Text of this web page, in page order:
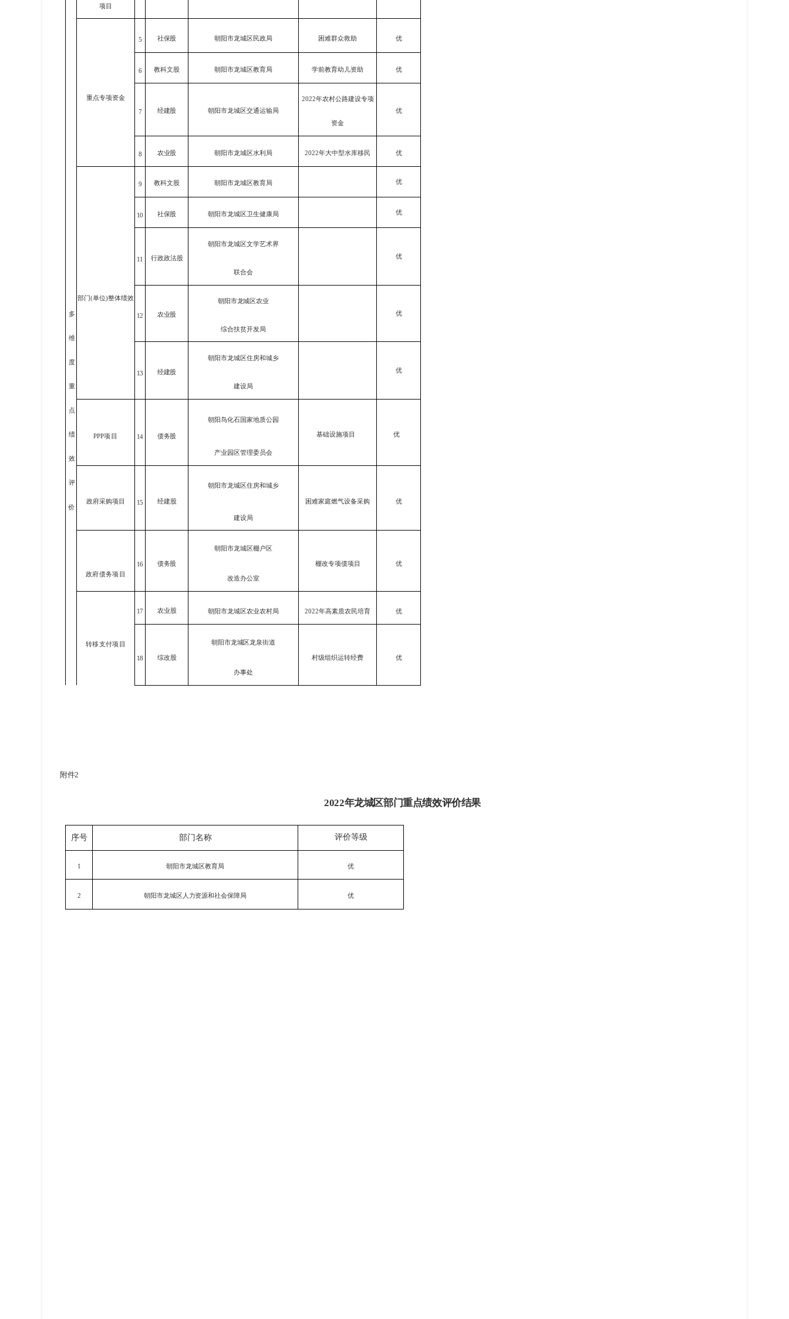
项目
多
维
度
重
点
绩
效
评
价
重点专项资金
5 社保股 朝阳市龙城区民政局 困难群众救助 优
6 教科文股 朝阳市龙城区教育局 学前教育幼儿资助 优
7 经建股 朝阳市龙城区交通运输局
2022年农村公路建设专项
资金
优
8 农业股 朝阳市龙城区水利局 2022年大中型水库移民 优
部门(单位)整体绩效
9 教科文 股 朝阳市龙城区教育局 优
10 社保股 朝阳市龙城区卫生健康局 优
11 行政政法股
朝阳市龙城区文学艺术界
联合会
优
12 农业股
朝阳市龙城区农业
综合扶贫开发局
优
13 经建股
朝阳市龙城区住房和城乡
建设局
优
PPP项目 14 债务股
朝阳鸟化石国家地质公园
产业园区管理委员会
基础设施项目 优
政府采购项目 15 经建股
朝阳市龙城区住房和城乡
建设局
困难家庭燃气设备采购 优
政府债务项目
16 债务股
朝阳市龙城区棚户区
改造办公室
棚改专项债项目 优
转移支付项目
17 农业股 朝阳市龙城区农业农村局 2022年高素质农民培育 优
18 综改股
朝阳市龙城区龙泉街道
办事处
村级组织运转经费 优
附件2
2022年龙城区部门重点绩效评价结果
序号 部门名称 评价等级
1 朝阳市龙城区教育局 优
2 朝阳市龙城区人力资源和社会保障局 优